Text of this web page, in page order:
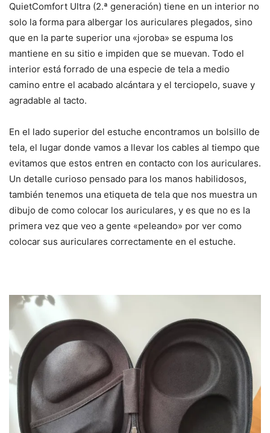
QuietComfort Ultra (2.ª generación) tiene en un interior no
solo la forma para albergar los auriculares plegados, sino
que en la parte superior una «joroba» se espuma los
mantiene en su sitio e impiden que se muevan. Todo el
interior está forrado de una especie de tela a medio
camino entre el acabado alcántara y el terciopelo, suave y
agradable al tacto.
En el lado superior del estuche encontramos un bolsillo de
tela, el lugar donde vamos a llevar los cables al tiempo que
evitamos que estos entren en contacto con los auriculares.
Un detalle curioso pensado para los manos habilidosos,
también tenemos una etiqueta de tela que nos muestra un
dibujo de como colocar los auriculares, y es que no es la
primera vez que veo a gente «peleando» por ver como
colocar sus auriculares correctamente en el estuche.